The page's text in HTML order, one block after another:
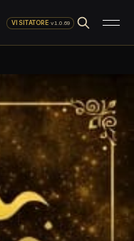
VISITATORE·v1.0.69